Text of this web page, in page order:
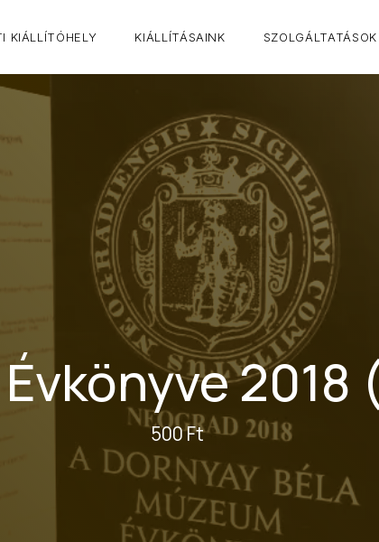
KIÁLLÍTÓHELY KIÁLLÍTÁSAINK SZOLGÁLTATÁSOK
2018
500 Ft